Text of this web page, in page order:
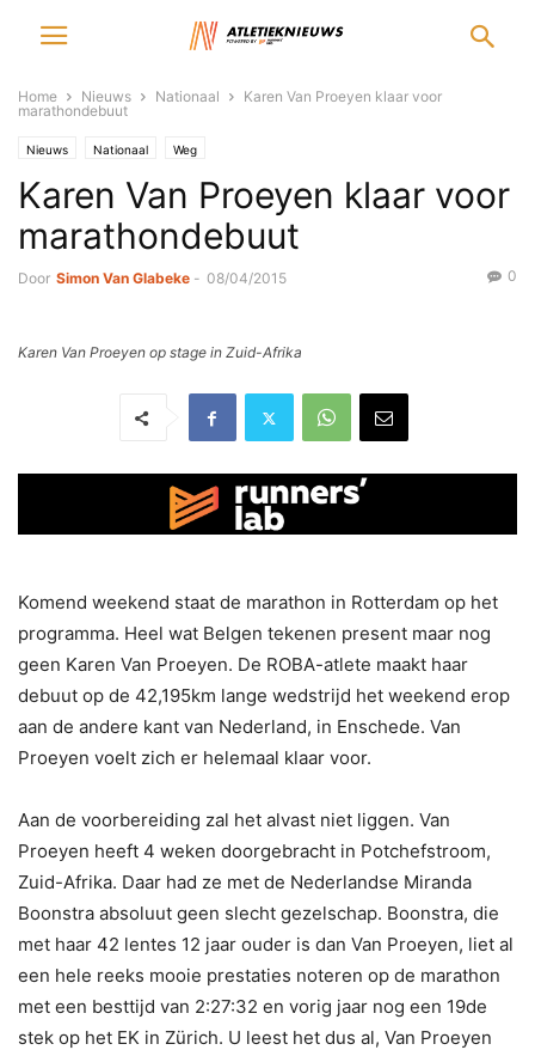
Home Nieuws Nationaal
Karen Van Proeyen klaar voor
marathondebuut
Nieuws Nationaal Weg
Karen Van Proeyen klaar voor
marathondebuut
Door Simon Van Glabeke - 08/04/2015 0
Karen Van Proeyen op stage in Zuid-Afrika
Komend weekend staat de marathon in Rotterdam op het
programma. Heel wat Belgen tekenen present maar nog
geen Karen Van Proeyen. De ROBA-atlete maakt haar
debuut op de 42,195km lange wedstrijd het weekend erop
aan de andere kant van Nederland, in Enschede. Van
Proeyen voelt zich er helemaal klaar voor.
Aan de voorbereiding zal het alvast niet liggen. Van
Proeyen heeft 4 weken doorgebracht in Potchefstroom,
Zuid-Afrika. Daar had ze met de Nederlandse Miranda
Boonstra absoluut geen slecht gezelschap. Boonstra, die
met haar 42 lentes 12 jaar ouder is dan Van Proeyen, liet al
een hele reeks mooie prestaties noteren op de marathon
met een besttijd van 2:27:32 en vorig jaar nog een 19de
stek op het EK in Zürich. U leest het dus al, Van Proeyen